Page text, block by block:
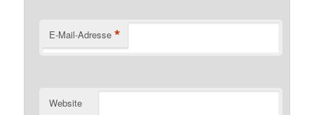
E-Mail-Adresse *
Website